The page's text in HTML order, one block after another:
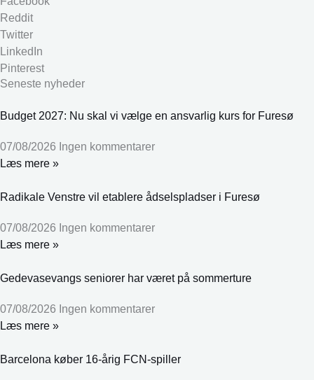
Reddit
Twitter
LinkedIn
Pinterest
Seneste nyheder
Budget 2027: Nu skal vi vælge en ansvarlig kurs for Furesø
07/08/2026 Ingen kommentarer
Læs mere »
Radikale Venstre vil etablere ådselspladser i Furesø
07/08/2026 Ingen kommentarer
Læs mere »
Gedevasevangs seniorer har været på sommerture
07/08/2026 Ingen kommentarer
Læs mere »
Barcelona køber 16-årig FCN-spiller